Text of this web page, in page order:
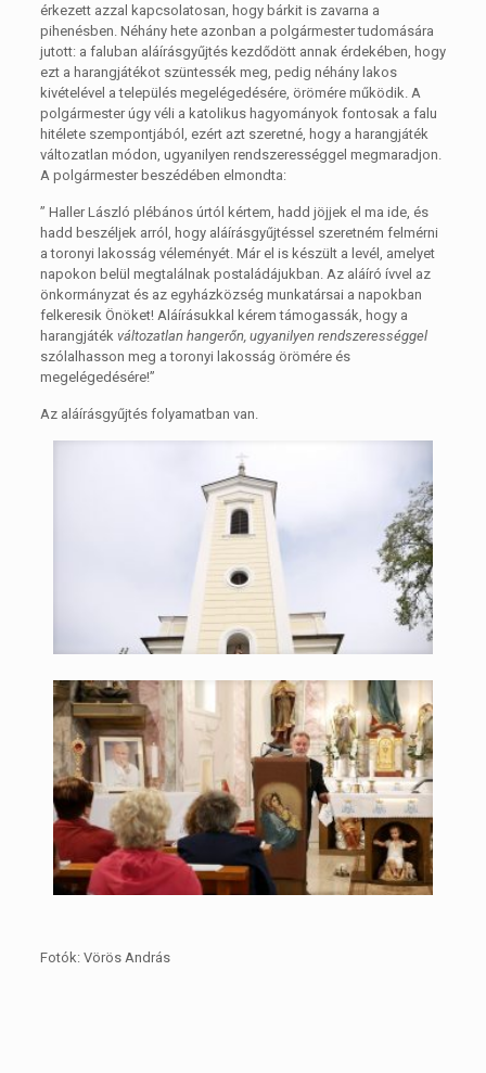
érkezett azzal kapcsolatosan, hogy bárkit is zavarna a
pihenésben. Néhány hete azonban a polgármester tudomására
jutott: a faluban aláírásgyűjtés kezdődött annak érdekében, hogy
ezt a harangjátékot szüntessék meg, pedig néhány lakos
kivételével a település megelégedésére, örömére működik. A
polgármester úgy véli a katolikus hagyományok fontosak a falu
hitélete szempontjából, ezért azt szeretné, hogy a harangjáték
változatlan módon, ugyanilyen rendszerességgel megmaradjon.
A polgármester beszédében elmondta:
” Haller László plébános úrtól kértem, hadd jöjjek el ma ide, és
hadd beszéljek arról, hogy aláírásgyűjtéssel szeretném felmérni
a toronyi lakosság véleményét. Már el is készült a levél, amelyet
napokon belül megtalálnak postaládájukban. Az aláíró ívvel az
önkormányzat és az egyházközség munkatársai a napokban
felkeresik Önöket! Aláírásukkal kérem támogassák, hogy a
harangjáték változatlan hangerőn, ugyanilyen rendszerességgel
szólalhasson meg a toronyi lakosság örömére és
megelégedésére!”
Az aláírásgyűjtés folyamatban van.
Fotók: Vörös András